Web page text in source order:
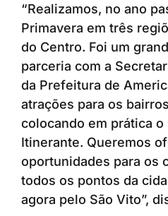
“Realizamos, no ano
Primavera em três
do Centro. Foi um
parceria com a
da Prefeitura de
atrações para os
colocando em prática o
Itinerante. Queremos
oportunidades para os
todos os pontos da
agora pelo São Vito”,